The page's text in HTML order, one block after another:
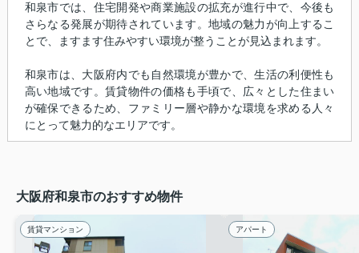
和泉市では、住宅開発や商業施設の拡充が進行中で、今後も
さらなる発展が期待されています。地域の魅力が向上するこ
とで、ますます住みやすい環境が整うことが見込まれます。
和泉市は、大阪府内でも自然環境が豊かで、生活の利便性も
高い地域です。賃貸物件の価格も手頃で、広々とした住まい
が確保できるため、ファミリー層や静かな環境を求める人々
にとって魅力的なエリアです。
大阪府和泉市のおすすめ物件
賃貸マンション アパート